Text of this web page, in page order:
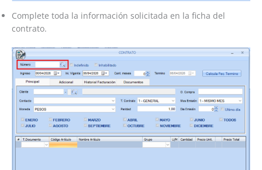
Complete toda la información solicitada en la ficha del
contrato.